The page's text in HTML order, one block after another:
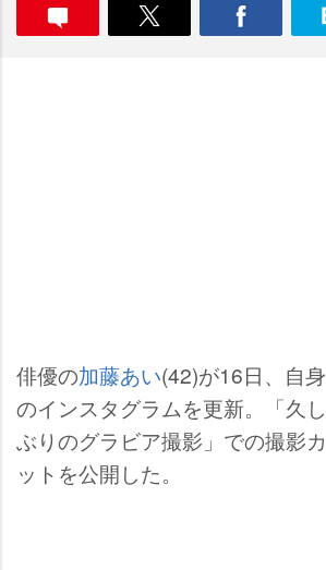
俳優の加藤あい(42)が16日、自身
のインスタグラムを更新。「久し
ぶりのグラビア撮影」での撮影カ
ットを公開した。